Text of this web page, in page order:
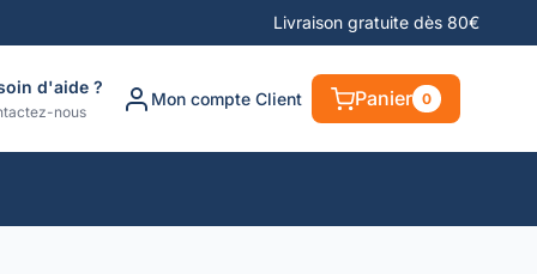
Livraison gratuite dès 80€
d'aide ?
nous
Mon compte Client Panier 0